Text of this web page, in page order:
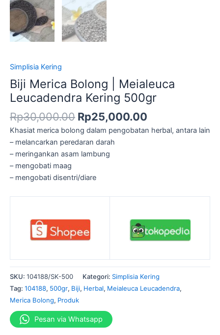
Simplisia Kering
Biji Merica Bolong | Meialeuca
Leucadendra Kering 500gr
Rp30,000.00 Rp25,000.00
Khasiat merica bolong dalam pengobatan herbal, antara lain
– melancarkan peredaran darah
– meringankan asam lambung
– mengobati maag
– mengobati disentri/diare
SKU: 104188/SK-500 Kategori: Simplisia Kering
Tag: 104188, 500gr, Biji, Herbal, Meialeuca Leucadendra,
Merica Bolong, Produk
Pesan via Whatsapp